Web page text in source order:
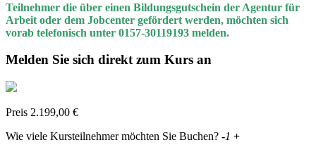
Teilnehmer die über einen Bildungsgutschein der Agentur für
Arbeit oder dem Jobcenter gefördert werden, möchten sich
vorab telefonisch unter 0157-30119193 melden.
Melden Sie sich direkt zum Kurs an
Preis 2.199,00 €
Wie viele Kursteilnehmer möchten Sie Buchen? -1 +